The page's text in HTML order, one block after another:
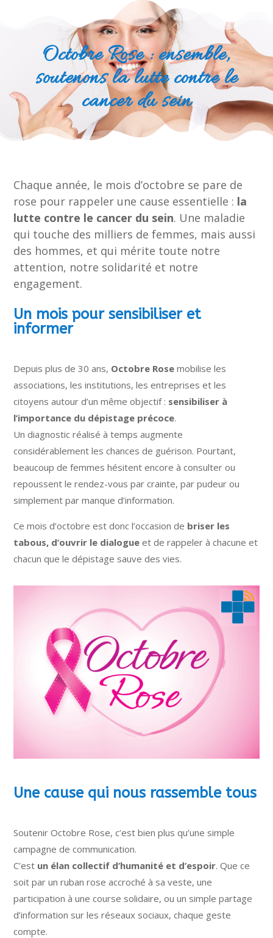
Octobre Rose : ensemble,
soutenons la lutte contre le
cancer du sein
Chaque année, le mois d’octobre se pare de
rose pour rappeler une cause essentielle : la
lutte contre le cancer du sein. Une maladie
qui touche des milliers de femmes, mais aussi
des hommes, et qui mérite toute notre
attention, notre solidarité et notre
engagement.
Un mois pour sensibiliser et
informer
Depuis plus de 30 ans, Octobre Rose mobilise les
associations, les institutions, les entreprises et les
citoyens autour d’un même objectif : sensibiliser à
l’importance du dépistage précoce.
Un diagnostic réalisé à temps augmente
considérablement les chances de guérison. Pourtant,
beaucoup de femmes hésitent encore à consulter ou
repoussent le rendez-vous par crainte, par pudeur ou
simplement par manque d’information.
Ce mois d’octobre est donc l’occasion de briser les
tabous, d’ouvrir le dialogue et de rappeler à chacune et
chacun que le dépistage sauve des vies.
Une cause qui nous rassemble tous
Soutenir Octobre Rose, c’est bien plus qu’une simple
campagne de communication.
C’est un élan collectif d’humanité et d’espoir. Que ce
soit par un ruban rose accroché à sa veste, une
participation à une course solidaire, ou un simple partage
d’information sur les réseaux sociaux, chaque geste
compte.